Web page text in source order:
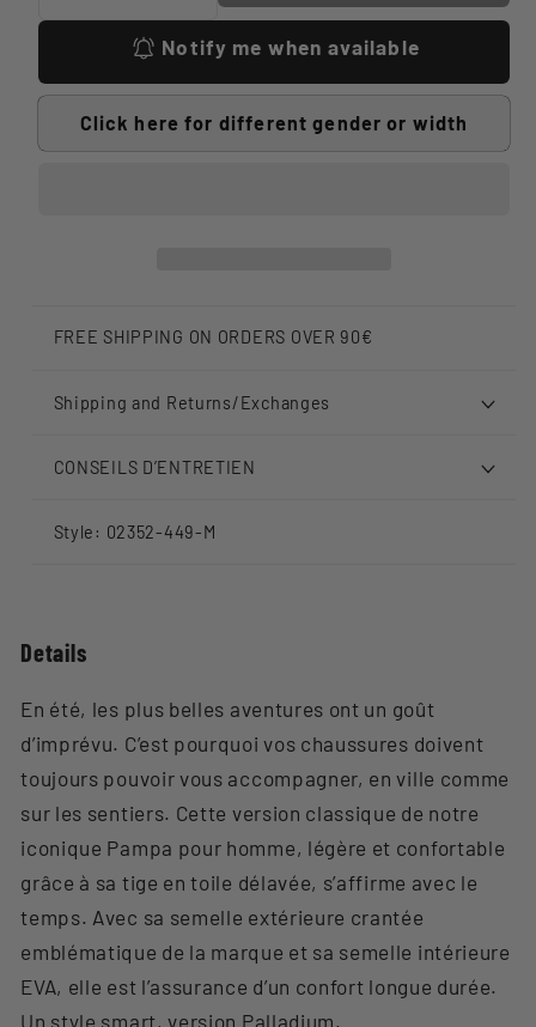
Notify me when available
Click here for different gender or width
FREE SHIPPING ON ORDERS OVER 90€
Shipping and Returns/Exchanges
CONSEILS D’ENTRETIEN
Style: 02352-449-M
Details
En été, les plus belles aventures ont un goût
d’imprévu. C’est pourquoi vos chaussures doivent
toujours pouvoir vous accompagner, en ville comme
sur les sentiers. Cette version classique de notre
iconique Pampa pour homme, légère et confortable
grâce à sa tige en toile délavée, s’affirme avec le
temps. Avec sa semelle extérieure crantée
emblématique de la marque et sa semelle intérieure
EVA, elle est l’assurance d’un confort longue durée.
Un style smart, version Palladium.